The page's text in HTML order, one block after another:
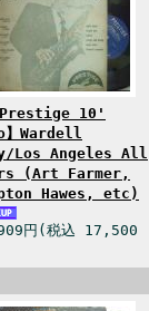
Prestige 10'
】Wardell
Los Angeles All
(Art Farmer,
Hawes, etc)
円(税込 17,500